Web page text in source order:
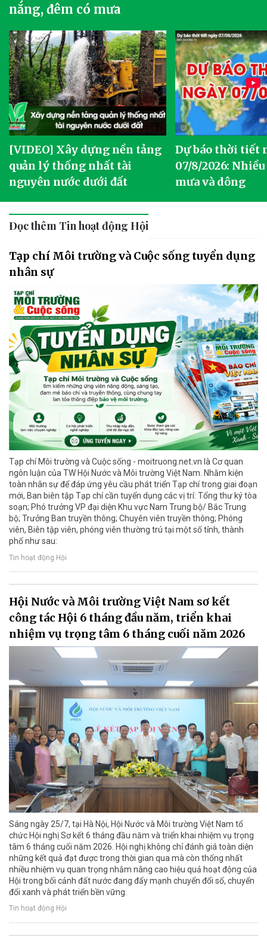
nắng, đêm có mưa
[VIDEO] Xây dựng nền tảng
quản lý thống nhất tài
nguyên nước dưới đất
Dự báo thời tiết
07/8/2026:
mưa và dông
Đọc thêm Tin hoạt động Hội
Tạp chí Môi trường và Cuộc sống tuyển dụng
nhân sự
Tạp chí Môi trường và Cuộc sống - moitruong.net.vn là Cơ quan
ngôn luận của TW Hội Nước và Môi trường Việt Nam. Nhằm kiện
toàn nhân sự để đáp ứng yêu cầu phát triển Tạp chí trong giai đoạn
mới, Ban biên tập Tạp chí cần tuyển dụng các vị trí: Tổng thư ký tòa
soạn; Phó trưởng VP đại diện Khu vực Nam Trung bộ/ Bắc Trung
bộ; Trưởng Ban truyền thông; Chuyên viên truyền thông; Phóng
viên, Biên tập viên, phóng viên thường trú tại một số tỉnh, thành
phố như sau:
Tin hoạt động Hội
Hội Nước và Môi trường Việt Nam sơ kết
công tác Hội 6 tháng đầu năm, triển khai
nhiệm vụ trọng tâm 6 tháng cuối năm 2026
Sáng ngày 25/7, tại Hà Nội, Hội Nước và Môi trường Việt Nam tổ
chức Hội nghị Sơ kết 6 tháng đầu năm và triển khai nhiệm vụ trọng
tâm 6 tháng cuối năm 2026. Hội nghị không chỉ đánh giá toàn diện
những kết quả đạt được trong thời gian qua mà còn thống nhất
nhiều nhiệm vụ quan trọng nhằm nâng cao hiệu quả hoạt động của
Hội trong bối cảnh đất nước đang đẩy mạnh chuyển đổi số, chuyển
đổi xanh và phát triển bền vững.
Tin hoạt động Hội